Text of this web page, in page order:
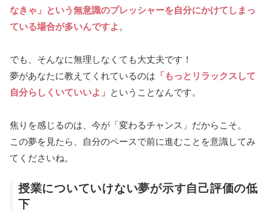
なきゃ」という無意識のプレッシャーを自分にかけてしまっ
ている場合が多いんですよ 。
でも、そんなに無理しなくても大丈夫です！
夢があなたに教えてくれているのは 「もっとリラックスして
自分らしくいていいよ」 ということなんです。
焦りを感じるのは、今が「変わるチャンス」だからこそ。
この夢を見たら、自分のペースで前に進むことを意識してみ
てくださいね。
授業についていけない夢が示す自己評価の低
下